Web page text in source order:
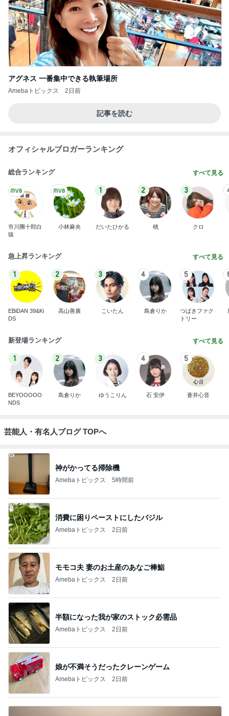
アグネス 一番集中できる執筆場所
Amebaトピックス 2日前
記事を読む
オフィシャルブロガーランキング
総合ランキング すべて見る
市川團十郎白
猿
小林麻央
1
だいたひかる
2
桃
3
クロ
急上昇ランキング すべて見る
1
EBiDAN 39&Ki
DS
2
高山善廣
3
こいたん
4
島倉りか
5
つばきファク
トリー
新登場ランキング すべて見る
1
BEYOOOOO
NDS
2
島倉りか
3
ゆうこりん
4
石 安伊
5
蒼井心音
芸能人・有名人ブログ TOPへ
神がかってる掃除機
Amebaトピックス 5時間前
消費に困りペーストにしたバジル
Amebaトピックス 2日前
モモコ夫 妻のお土産のあなご棒鮨
Amebaトピックス 2日前
半額になった我が家のストック必需品
Amebaトピックス 2日前
娘が不満そうだったクレーンゲーム
Amebaトピックス 2日前